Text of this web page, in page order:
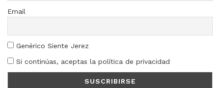
Email
Genérico Siente Jerez
Si continúas, aceptas la política de privacidad